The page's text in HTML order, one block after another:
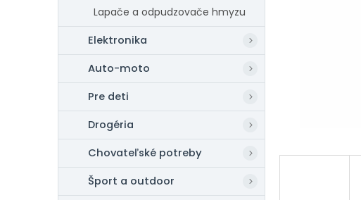
Lapače a odpudzovače hmyzu
Elektronika
Auto-moto
Pre deti
Drogéria
Chovateľské potreby
Šport a outdoor